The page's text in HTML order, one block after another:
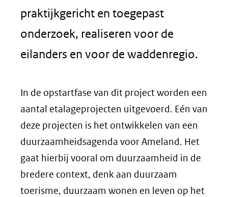
praktijkgericht en toegepast
onderzoek, realiseren voor de
eilanders en voor de waddenregio.
In de opstartfase van dit project worden een
aantal etalageprojecten uitgevoerd. Eén van
deze projecten is het ontwikkelen van een
duurzaamheidsagenda voor Ameland. Het
gaat hierbij vooral om duurzaamheid in de
bredere context, denk aan duurzaam
toerisme, duurzaam wonen en leven op het